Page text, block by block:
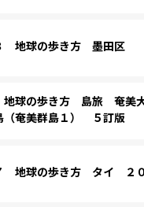
地球の歩き方 墨田区
球の歩き方 島旅 奄美
（奄美群島１） ５訂版
地球の歩き方 タイ ２０